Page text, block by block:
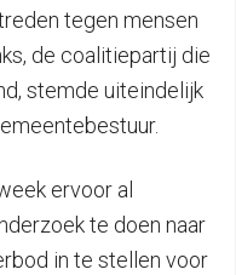
tegen mensen
de coalitiepartij die
stemde uiteindelijk
ervoor al
te doen naar
in te stellen voor